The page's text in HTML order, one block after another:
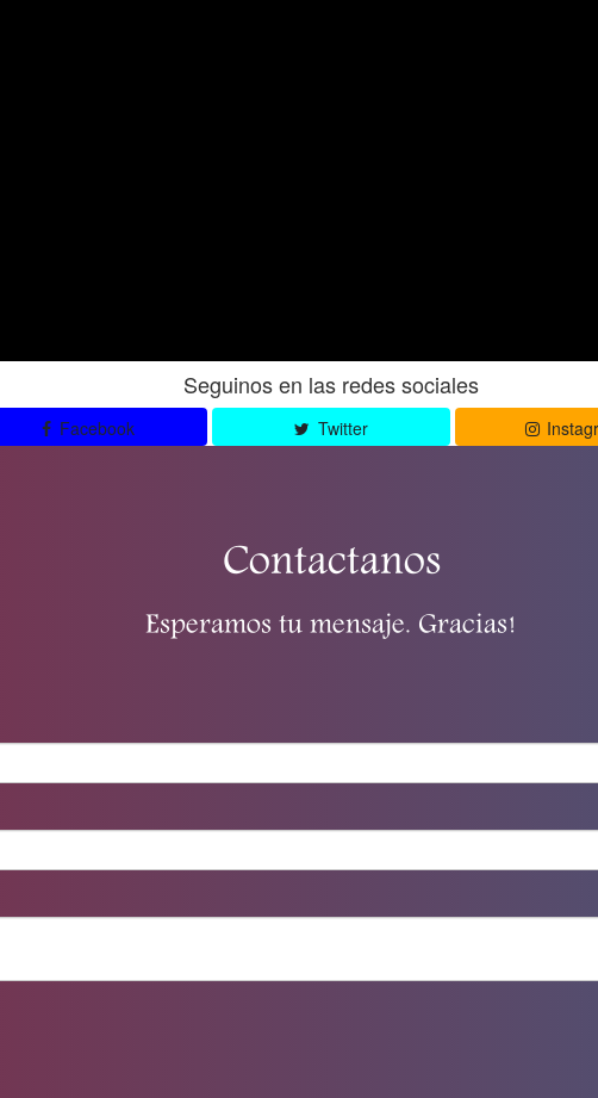
Seguinos en las redes sociales
Facebook Twitter
Contactanos
Esperamos tu mensaje. Gracias!